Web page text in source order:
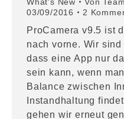
03/09/2016
2
ProCamera v9.5 ist
nach vorne. Wir
dass eine App nur
sein kann, wenn
Balance zwischen
Instandhaltung
gehen wir erneut